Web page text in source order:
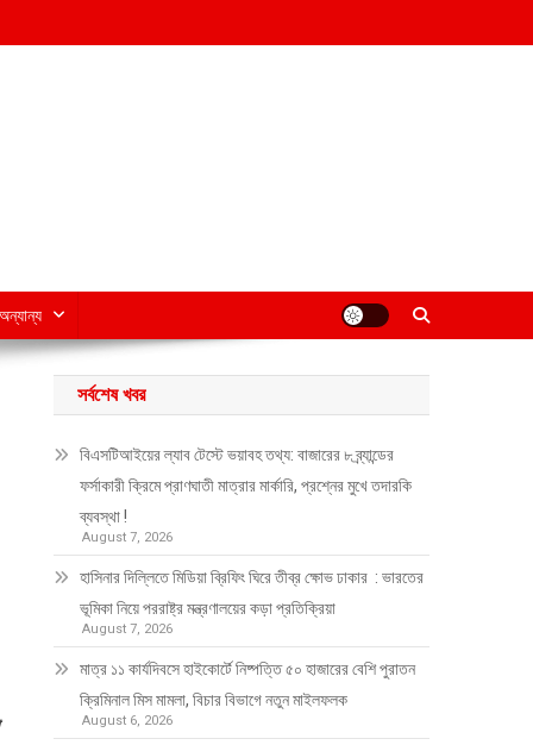
অন্যান্য
সর্বশেষ খবর
বিএসটিআইয়ের ল্যাব টেস্টে ভয়াবহ তথ্য: বাজারের ৮ ব্র্যান্ডের
ফর্সাকারী ক্রিমে প্রাণঘাতী মাত্রার মার্কারি, প্রশ্নের মুখে তদারকি
ব্যবস্থা !
August 7, 2026
হাসিনার দিল্লিতে মিডিয়া ব্রিফিং ঘিরে তীব্র ক্ষোভ ঢাকার : ভারতের
ভূমিকা নিয়ে পররাষ্ট্র মন্ত্রণালয়ের কড়া প্রতিক্রিয়া
August 7, 2026
মাত্র ১১ কার্যদিবসে হাইকোর্টে নিষ্পত্তি ৫০ হাজারের বেশি পুরাতন
ক্রিমিনাল মিস মামলা, বিচার বিভাগে নতুন মাইলফলক
August 6, 2026